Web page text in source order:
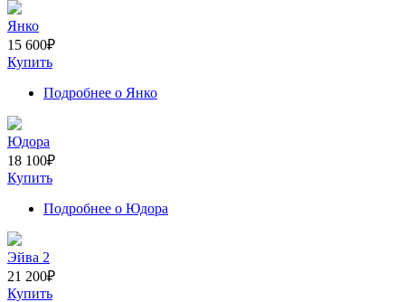
Янко
15 600₽
Купить
Подробнее о Янко
Юдора
18 100₽
Купить
Подробнее о Юдора
Эйва 2
21 200₽
Купить